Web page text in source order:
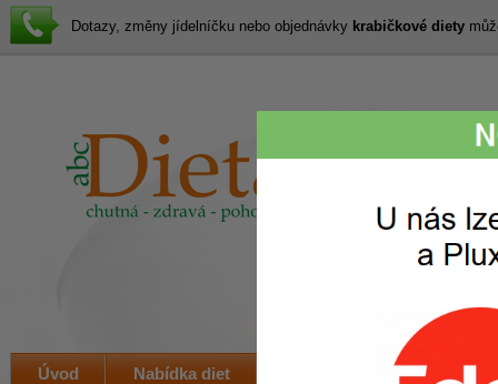
Dotazy, změny jídelníčku nebo objednávky krabičkové diety
Úvod Nabídka diet